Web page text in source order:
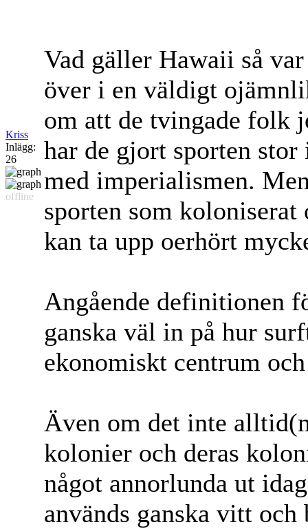
Kriss
Inlägg:
26
offline
Vad gäller Hawaii så
över i en väldigt
om att de tvingade folk
har de gjort sporten
med imperialismen.
sporten som
kan ta upp oerhört
Angående definitionen
ganska väl in på hur
ekonomiskt centrum
Även om det inte
kolonier och deras
något annorlunda ut
används ganska vitt och